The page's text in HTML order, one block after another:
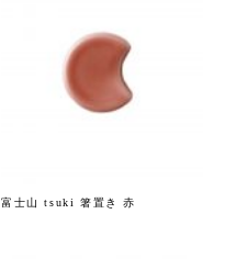
富士山 tsuki 箸置き 赤